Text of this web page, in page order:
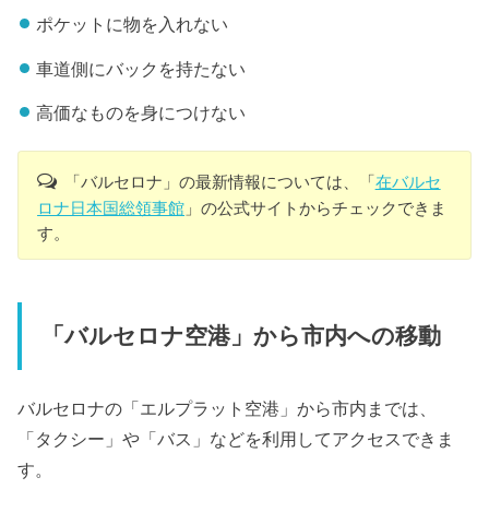
ポケットに物を入れない
車道側にバックを持たない
高価なものを身につけない
「バルセロナ」の最新情報については、「在バルセ
ロナ日本国総領事館 」の公式サイトからチェックできま
す。
「バルセロナ空港」から市内への移動
バルセロナの「エルプラット空港」から市内までは、
「タクシー」や「バス」などを利用してアクセスできま
す。